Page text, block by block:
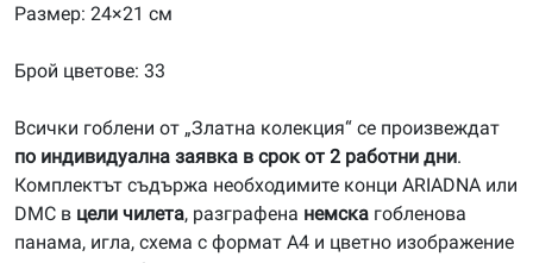
Размер: 24×21 см
Брой цветове: 33
Всички гоблени от „Златна колекция“ се произвеждат
по индивидуална заявка в срок от 2 работни дни.
Комплектът съдържа необходимите конци ARIADNA или
DMC в цели чилета, разграфена немска гобленова
панама, игла, схема с формат А4 и цветно изображение